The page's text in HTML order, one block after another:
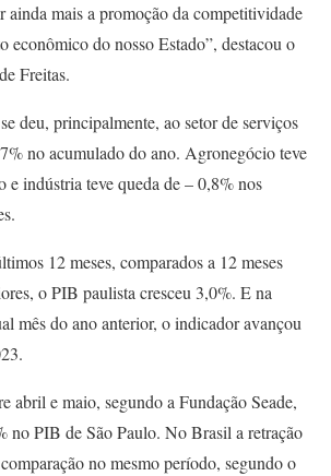
ainda mais a promoção da competitividade
econômico do nosso Estado”, destacou o
Freitas.
deu, principalmente, ao setor de serviços
no acumulado do ano. Agronegócio teve
e indústria teve queda de – 0,8% nos
12 meses, comparados a 12 meses
o PIB paulista cresceu 3,0%. E na
mês do ano anterior, o indicador avançou
abril e maio, segundo a Fundação Seade,
no PIB de São Paulo. No Brasil a retração
no mesmo período, segundo o